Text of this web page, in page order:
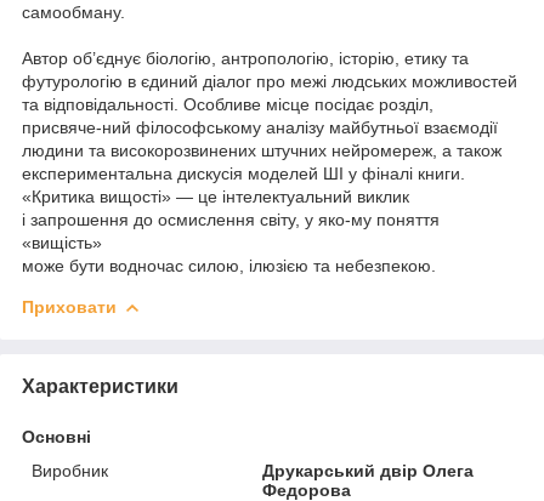
самообману.
Автор об’єднує біологію, антропологію, історію, етику та
футурологію в єдиний діалог про межі людських можливостей
та відповідальності. Особливе місце посідає розділ,
присвяче-ний філософському аналізу майбутньої взаємодії
людини та високорозвинених штучних нейромереж, а також
експериментальна дискусія моделей ШІ у фіналі книги.
«Критика вищості» — це інтелектуальний виклик
і запрошення до осмислення світу, у яко-му поняття
«вищість»
може бути водночас силою, ілюзією та небезпекою.
Приховати
Характеристики
Основні
Виробник
Друкарський двір Олега
Федорова